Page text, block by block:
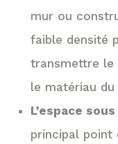
mur ou
faible densité
transmettre le
le matériau
L’espace
principal point